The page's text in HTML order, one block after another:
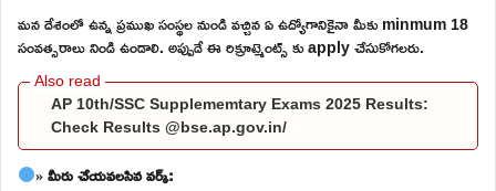
మన దేశంలో ఉన్న ప్రముఖ సంస్థల నుండి వచ్చిన ఏ ఉద్యోగానికైనా మీకు minmum 18
సంవత్సరాలు నిండి ఉండాలి. అప్పుడే ఈ రిక్రూట్మెంట్స్ కు apply చేసుకోగలరు.
AP 10th/SSC Supplememtary Exams 2025 Results:
Check Results @bse.ap.gov.in/
» మీరు చేయవలసిన వర్క్: